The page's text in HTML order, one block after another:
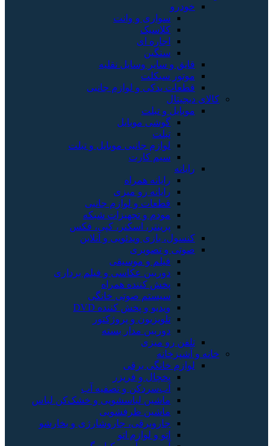
خودرو
سواری و وانت
کلاسیک
اجاره ای
سنگین
قایق و سایر وسایل نقلیه
موتور سیکلت
قطعات یدکی و لوازم جانبی
کالای دیجیتال
موبایل و تبلت
گوشی موبایل
تبلت
لوازم جانبی موبایل و تبلت
سیم کارت
رایانه
رایانه همراه
رایانه رو میزی
قطعات و لوازم جانبی
مودم و تجهیزات شبکه
پرینتر، اسکنر، کپی، فکس
کنسول، بازی‌ ویدئویی و آنلاین
صوتی و تصویری
فیلم و موسیقی
دوربین عکاسی و فیلم برداری
پخش کننده همراه
سیستم صوتی خانگی
ویدیو و پخش کننده DVD
تلویزیون و پروژکتور
دوربین مدار بسته
تلفن رو میزی
خانه و آشپزخانه
لوازم خانگی برقی
یخچال و فریزر
آب‌سردکن و تصفیه آب
ماشین لباسشویی و خشک‌کن لباس
ماشین ظرفشویی
جاروبرقی، جاروشارژی و بخارشو
اتو و لوازم اتو